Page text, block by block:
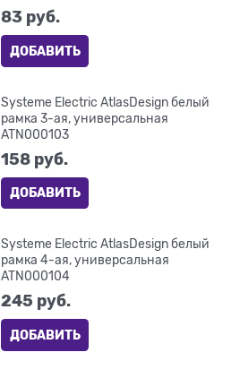
83 руб.
ДОБАВИТЬ
Systeme Electric AtlasDesign белый
рамка 3-ая, универсальная
ATN000103
158 руб.
ДОБАВИТЬ
Systeme Electric AtlasDesign белый
рамка 4-ая, универсальная
ATN000104
245 руб.
ДОБАВИТЬ